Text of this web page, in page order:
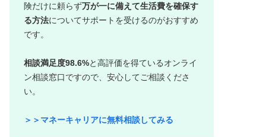
険だけに頼らず万が一に備えて生活費を確保す
る方法についてサポートを受けるのがおすすめ
です。
相談満足度98.6%と高評価を得ているオンライ
ン相談窓口ですので、安心してご相談くださ
い。
＞＞マネーキャリアに無料相談してみる